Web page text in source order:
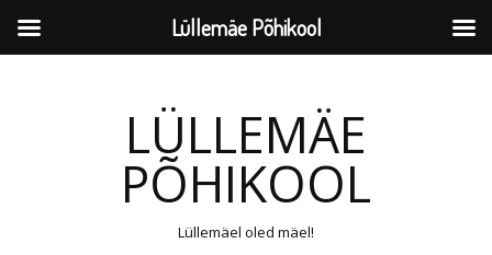
LÜLLEMÄE
PÕHIKOOL
Lüllemäel oled mäel!
Lüllemäe Põhikool